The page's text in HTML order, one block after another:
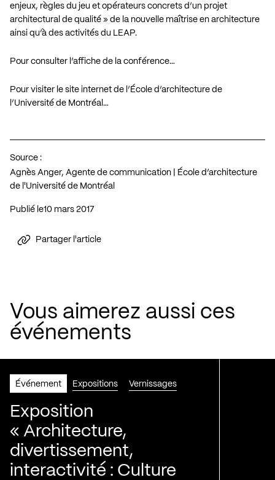
enjeux, règles du jeu et opérateurs concrets d’un projet
architectural de qualité » de la nouvelle maîtrise en architecture
ainsi qu’à des activités du LEAP.
Pour consulter l’affiche de la conférence…
Pour visiter le site internet de l’École d’architecture de
l’Université de Montréal…
Source :
Agnès Anger, Agente de communication | École d’architecture
de l'Université de Montréal
Publié le 10 mars 2017
Partager l'article
Vous aimerez aussi ces
événements
Événement Expositions Vernissages
Exposition
« Architecture,
divertissement,
interactivité : Culture